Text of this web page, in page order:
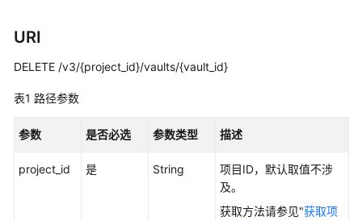
费
明
快
速
入
URI
DELETE /v3/{project_id}/vaults/{vault_id}
表1 路径参数
参数 是否必选 参数类型 描述
project_id 是 String
项目ID，默认取值不涉
及。
获取方法请参见"获取项